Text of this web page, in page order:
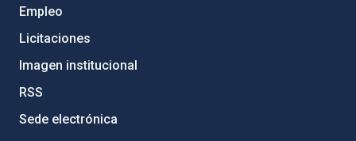
Empleo
Licitaciones
Imagen institucional
RSS
Sede electrónica